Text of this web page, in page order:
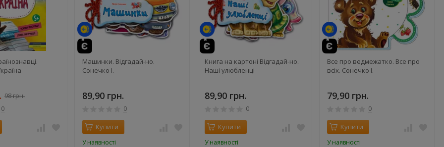
98 грн.
0
Машинки. Відгадай-но.
Сонечко І.
89,90 грн.
0
Купити
У наявності
Книга на картоні Відгадай-но.
Наші улюбленці
89,90 грн.
0
Купити
У наявності
Все про ведмежатко. Все про
всіх. Сонечко І.
79,90 грн.
0
Купити
У наявності